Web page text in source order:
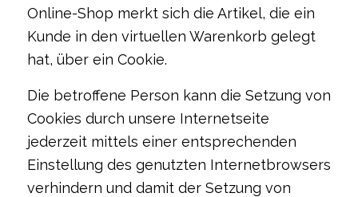
Online-Shop merkt sich die Artikel, die ein
Kunde in den virtuellen Warenkorb gelegt
hat, über ein Cookie.
Die betroffene Person kann die Setzung von
Cookies durch unsere Internetseite
jederzeit mittels einer entsprechenden
Einstellung des genutzten Internetbrowsers
verhindern und damit der Setzung von